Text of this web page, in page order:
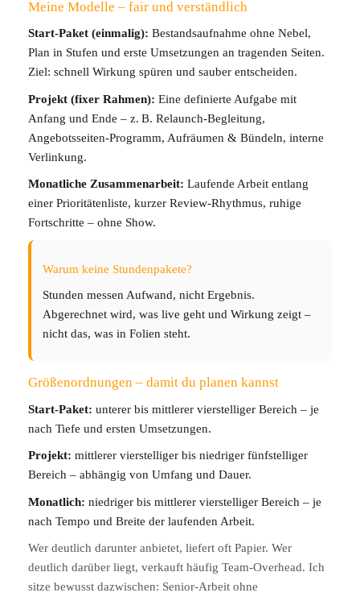
Meine Modelle – fair und verständlich
Start‑Paket (einmalig): Bestandsaufnahme ohne Nebel,
Plan in Stufen und erste Umsetzungen an tragenden Seiten.
Ziel: schnell Wirkung spüren und sauber entscheiden.
Projekt (fixer Rahmen): Eine definierte Aufgabe mit
Anfang und Ende – z. B. Relaunch‑Begleitung,
Angebotsseiten‑Programm, Aufräumen & Bündeln, interne
Verlinkung.
Monatliche Zusammenarbeit: Laufende Arbeit entlang
einer Prioritätenliste, kurzer Review‑Rhythmus, ruhige
Fortschritte – ohne Show.
Warum keine Stundenpakete?
Stunden messen Aufwand, nicht Ergebnis.
Abgerechnet wird, was live geht und Wirkung zeigt –
nicht das, was in Folien steht.
Größenordnungen – damit du planen kannst
Start‑Paket: unterer bis mittlerer vierstelliger Bereich – je
nach Tiefe und ersten Umsetzungen.
Projekt: mittlerer vierstelliger bis niedriger fünfstelliger
Bereich – abhängig von Umfang und Dauer.
Monatlich: niedriger bis mittlerer vierstelliger Bereich – je
nach Tempo und Breite der laufenden Arbeit.
Wer deutlich darunter anbietet, liefert oft Papier. Wer
deutlich darüber liegt, verkauft häufig Team‑Overhead. Ich
sitze bewusst dazwischen: Senior‑Arbeit ohne